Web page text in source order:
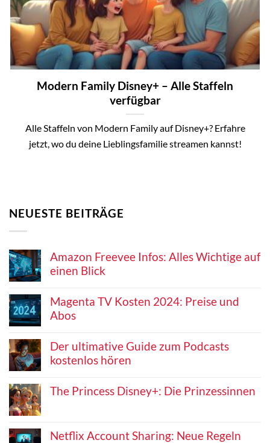
Modern Family Disney+ – Alle Staffeln
verfügbar
Alle Staffeln von Modern Family auf Disney+? Erfahre
jetzt, wo du deine Lieblingsfamilie streamen kannst!
NEUESTE BEITRÄGE
Amazon Freevee Infos: Alles Wichtige auf
einen Blick
Magenta TV Kosten 2024: Preise und
Abos
Der ultimative Guide zum Podcasts
kostenlos hören
The Princess Disney+: Die Prinzessinnen
Netflix Account Sharing: Neue Regeln